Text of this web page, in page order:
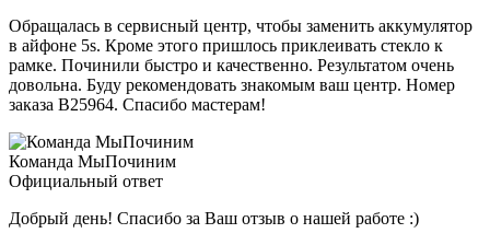
Обращалась в сервисный центр, чтобы заменить аккумулятор
в айфоне 5s. Кроме этого пришлось приклеивать стекло к
рамке. Починили быстро и качественно. Результатом очень
довольна. Буду рекомендовать знакомым ваш центр. Номер
заказа В25964. Спасибо мастерам!
Команда МыПочиним
Официальный ответ
Добрый день! Спасибо за Ваш отзыв о нашей работе :)